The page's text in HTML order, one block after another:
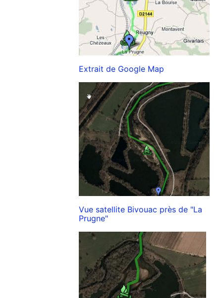
Extrait de Google Map
Vue satellite Bivouac près de "La
Prugne"